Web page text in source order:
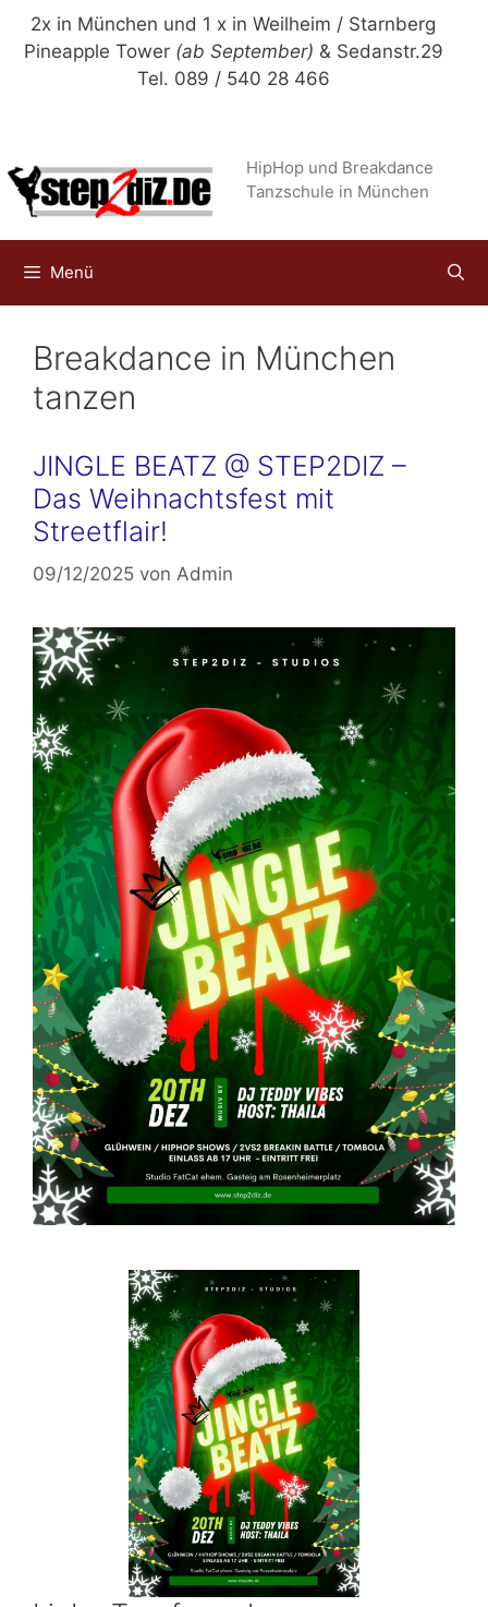
Zum
Inhalt
2x in München und 1 x in Weilheim / Starnberg
Pineapple Tower (ab September) & Sedanstr.29
Tel. 089 / 540 28 466
HipHop und Breakdance
Tanzschule in München
Menü
Breakdance in München
tanzen
JINGLE BEATZ @ STEP2DIZ –
Das Weihnachtsfest mit
Streetflair!
09/12/2025 von Admin